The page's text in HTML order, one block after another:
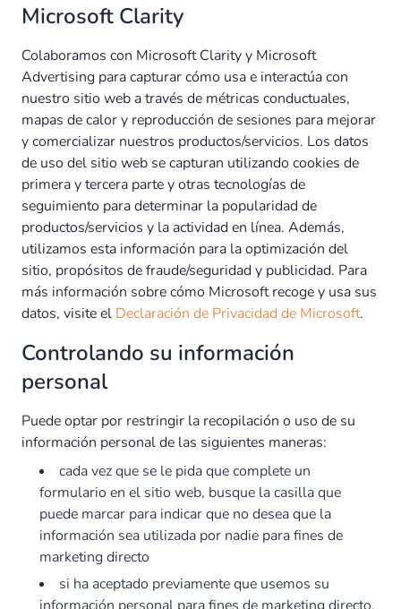
Microsoft Clarity
Colaboramos con Microsoft Clarity y Microsoft
Advertising para capturar cómo usa e interactúa con
nuestro sitio web a través de métricas conductuales,
mapas de calor y reproducción de sesiones para mejorar
y comercializar nuestros productos/servicios. Los datos
de uso del sitio web se capturan utilizando cookies de
primera y tercera parte y otras tecnologías de
seguimiento para determinar la popularidad de
productos/servicios y la actividad en línea. Además,
utilizamos esta información para la optimización del
sitio, propósitos de fraude/seguridad y publicidad. Para
más información sobre cómo Microsoft recoge y usa sus
datos, visite el Declaración de Privacidad de Microsoft.
Controlando su información
personal
Puede optar por restringir la recopilación o uso de su
información personal de las siguientes maneras:
cada vez que se le pida que complete un
formulario en el sitio web, busque la casilla que
puede marcar para indicar que no desea que la
información sea utilizada por nadie para fines de
marketing directo
si ha aceptado previamente que usemos su